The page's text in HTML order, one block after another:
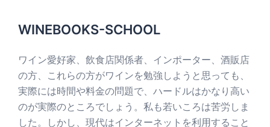
WINEBOOKS-SCHOOL
ワイン愛好家、飲食店関係者、インポーター、酒販店
の方、これらの方がワインを勉強しようと思っても、
実際には時間や料金の問題で、ハードルはかなり高い
のが実際のところでしょう。私も若いころは苦労しま
した。しかし、現代はインターネットを利用すること